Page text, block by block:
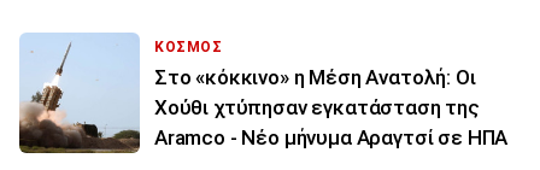
ΚΟΣΜΟΣ
Στο «κόκκινο» η Μέση Ανατολή: Οι
Χούθι χτύπησαν εγκατάσταση της
Aramco - Νέο μήνυμα Αραγτσί σε ΗΠΑ